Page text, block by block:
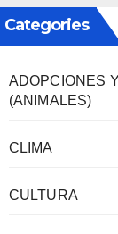
Categories
ADOPCIONES
(ANIMALES)
CLIMA
CULTURA